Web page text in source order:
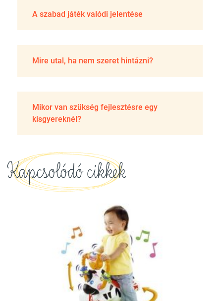
A szabad játék valódi jelentése
Mire utal, ha nem szeret hintázni?
Mikor van szükség fejlesztésre egy
kisgyereknél?
Kapcsolódó cikkek